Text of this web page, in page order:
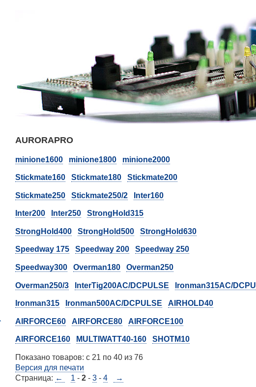
AURORAPRO
minione1600 minione1800 minione2000
Stickmate160 Stickmate180 Stickmate200
Stickmate250 Stickmate250/2 Inter160
Inter200 Inter250 StrongHold315
StrongHold400 StrongHold500 StrongHold630
Speedway 175 Speedway 200 Speedway 250
Speedway300 Overman180 Overman250
Overman250/3 InterTig200AC/DCPULSE Ironman315AC/
Ironman315 Ironman500AC/DCPULSE AIRHOLD40
AIRFORCE60 AIRFORCE80 AIRFORCE100
AIRFORCE160 MULTIWATT40-160 SHOTM10
Показано товаров: с 21 по 40 из 76
Версия для печати
Страница: ← 1 - 2 - 3 - 4 →